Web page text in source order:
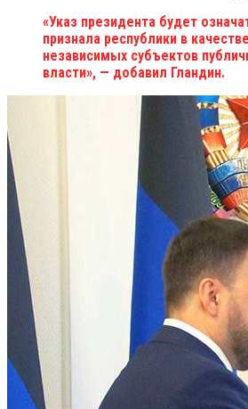
«Указ президента будет
признала республики в
независимых субъектов
власти», — добавил Гландин.